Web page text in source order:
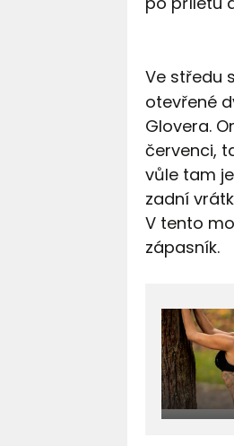
Ve středu
otevřené
Glovera.
červenci,
vůle tam
zadní
V tento
zápasník.